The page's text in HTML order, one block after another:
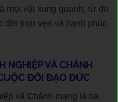
mọi vật xung quanh, từ đó
đời trọn vẹn và hạnh phúc
NGHIỆP VÀ CHÁNH
ĐỜI ĐẠO ĐỨC
và Chánh mạng là ba